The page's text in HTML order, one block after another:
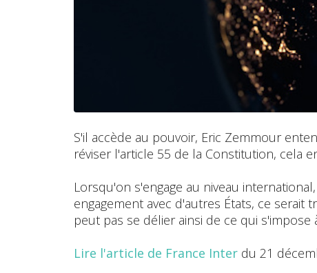
S'il accède au pouvoir, Eric Zemmour
réviser l'article 55 de la Constitution, cela
Lorsqu'on s'engage au niveau
engagement avec d'autres États, ce
peut pas se délier ainsi de ce qui
Lire l'article de France Inter du 21